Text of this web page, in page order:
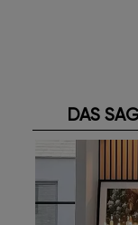
DAS